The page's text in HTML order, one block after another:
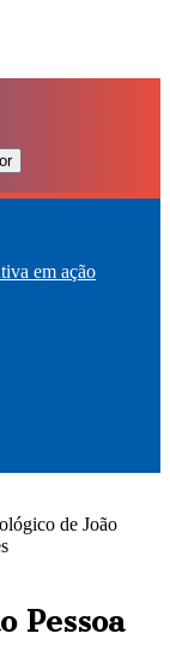
em ação
de João
Pessoa